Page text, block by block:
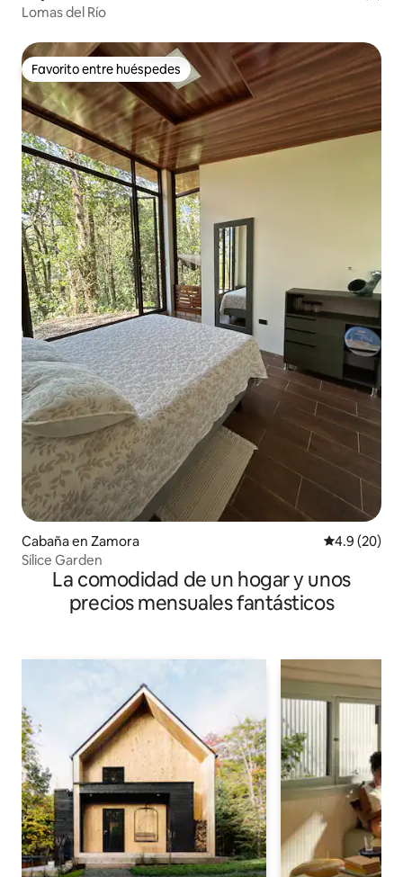
Lomas del Río
Favorito entre huéspedes
Favorito entre huéspedes
Cabaña en Zamora Calificación
4.9 (20)
Sílice Garden
La comodidad de un hogar y unos
precios mensuales fantásticos